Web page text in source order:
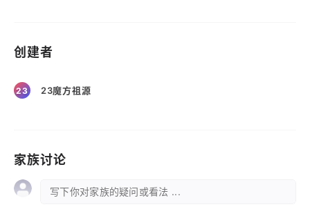
创建者
23 23魔方祖源
家族讨论
写下你对家族的疑问或看法 ...